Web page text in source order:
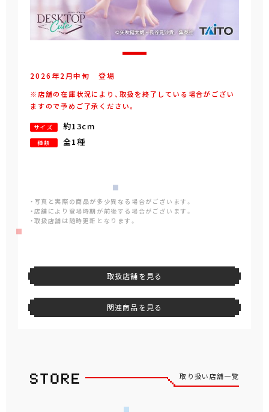
2026年2月中旬 登場
※店舗の在庫状況により、取扱を終了している場合がござい
ますので予めご了承ください。
サイズ 約13cm
種類 全1種
・写真と実際の商品が多少異なる場合がございます。
・店舗により登場時期が前後する場合がございます。
・取扱店舗は随時更新となります。
取扱店舗を見る
関連商品を見る
取り扱い店舗一覧